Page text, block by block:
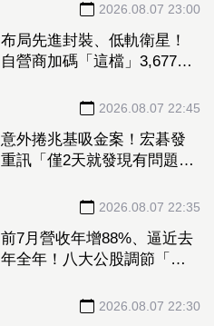
2026.08.07 23:00
布局先進封裝、低軌衛星！
自營商加碼「這檔」3,677萬
2026.08.07 22:45
意外捲兆基吸金案！宏碁發
重訊「僅2天就發現有問題」
2026.08.07 22:35
前7月營收年增88%、逼近去
年全年！八大公股調節「這
2026.08.07 22:30